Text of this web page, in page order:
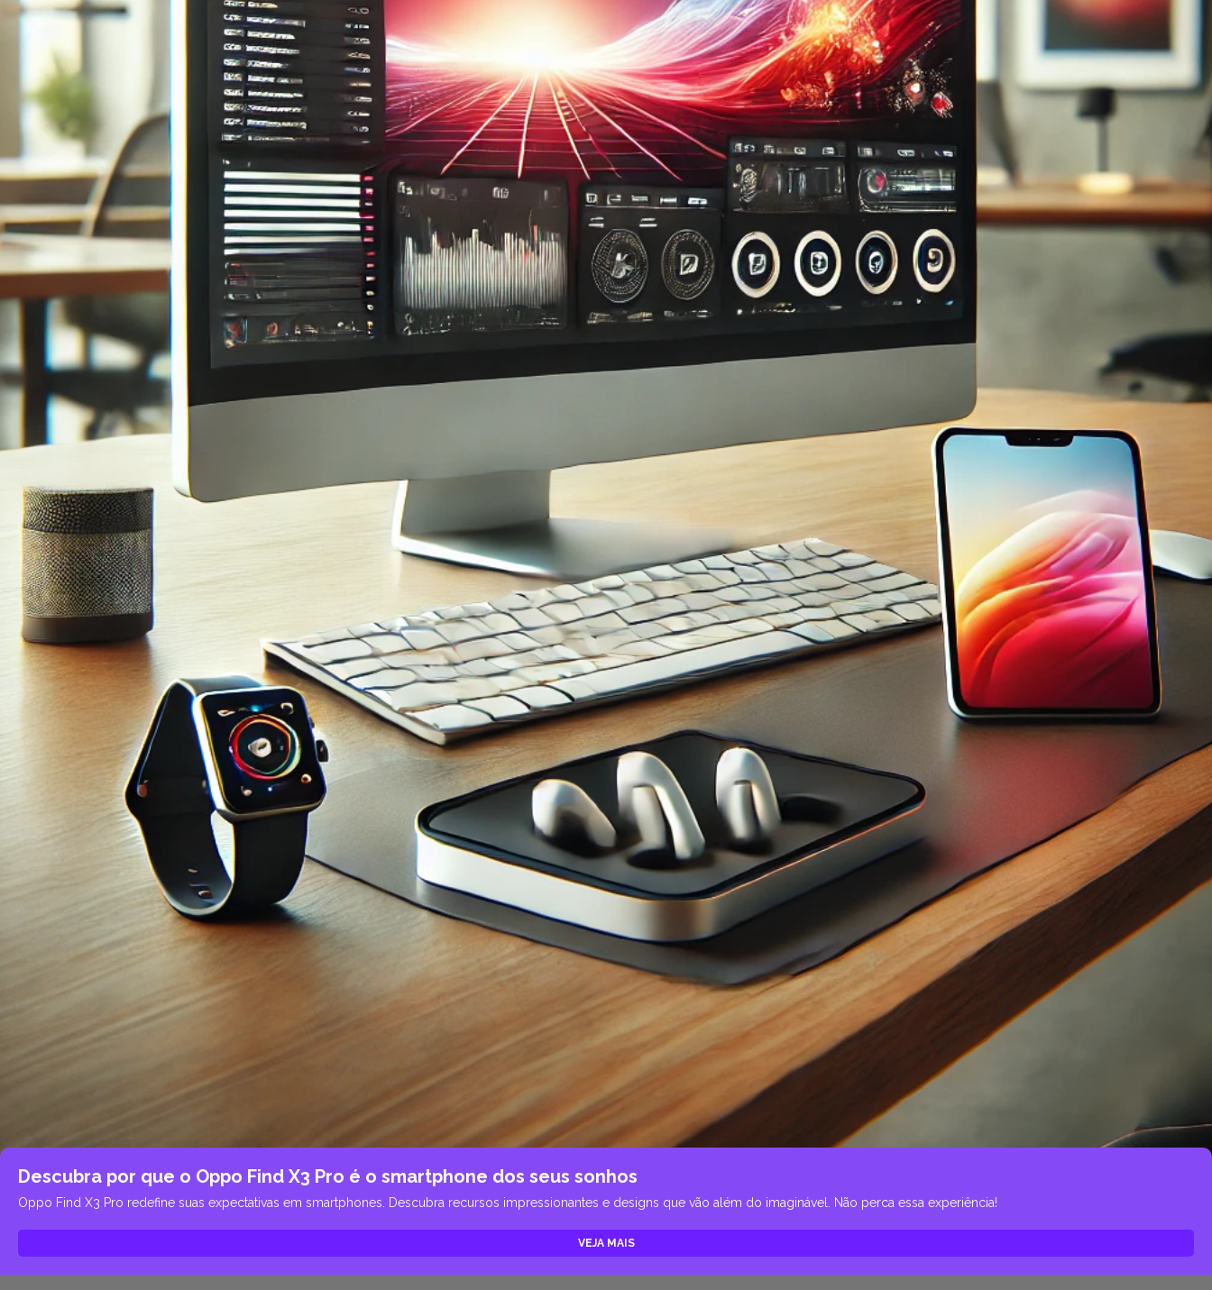
Descubra por que o Oppo Find X3 Pro é o smartphone dos seus sonhos
Oppo Find X3 Pro redefine suas expectativas em smartphones. Descubra recursos impressionantes e designs que vão além do imaginável. Não perca essa experiência!
VEJA MAIS